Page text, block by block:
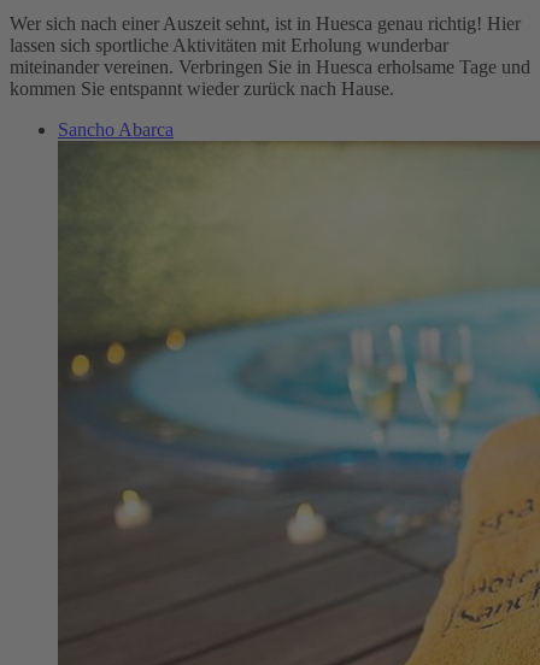
Wer sich nach einer Auszeit sehnt, ist in Huesca genau richtig! Hier
lassen sich sportliche Aktivitäten mit Erholung wunderbar
miteinander vereinen. Verbringen Sie in Huesca erholsame Tage und
kommen Sie entspannt wieder zurück nach Hause.
Sancho Abarca